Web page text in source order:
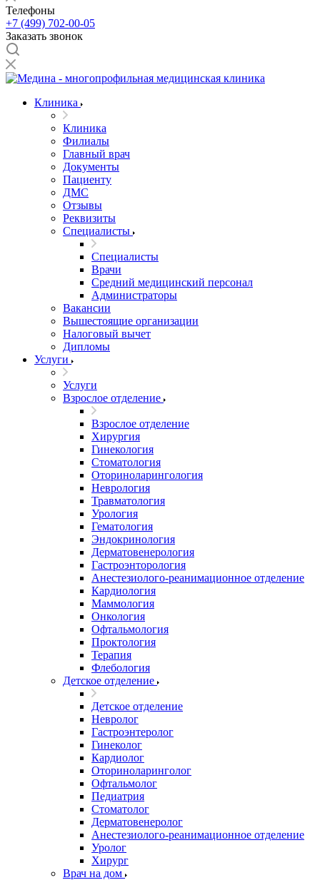
Телефоны
+7 (499) 702-00-05
Заказать звонок
Клиника
Клиника
Филиалы
Главный врач
Документы
Пациенту
ДМС
Отзывы
Реквизиты
Специалисты
Специалисты
Врачи
Средний медицинский персонал
Администраторы
Вакансии
Вышестоящие организации
Налоговый вычет
Дипломы
Услуги
Услуги
Взрослое отделение
Взрослое отделение
Хирургия
Гинекология
Стоматология
Оториноларингология
Неврология
Травматология
Урология
Гематология
Эндокринология
Дерматовенерология
Гастроэнторология
Анестезиолого-реанимационное отделение
Кардиология
Маммология
Онкология
Офтальмология
Проктология
Терапия
Флебология
Детское отделение
Детское отделение
Невролог
Гастроэнтеролог
Гинеколог
Кардиолог
Оториноларинголог
Офтальмолог
Педиатрия
Стоматолог
Дерматовенеролог
Анестезиолого-реанимационное отделение
Уролог
Хирург
Врач на дом